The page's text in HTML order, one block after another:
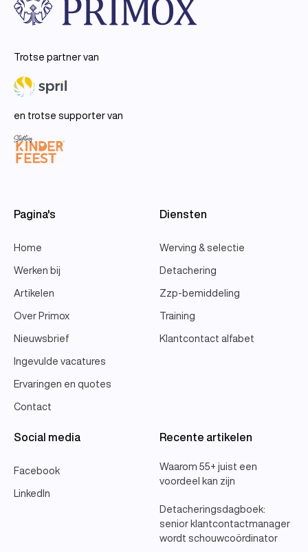
Trotse partner van
en trotse supporter van
Pagina's
Home
Werken bij
Artikelen
Over Primox
Nieuwsbrief
Ingevulde vacatures
Ervaringen en quotes
Contact
Diensten
Werving & selectie
Detachering
Zzp-bemiddeling
Training
Klantcontact alfabet
Social media
Facebook
LinkedIn
Recente artikelen
Waarom 55+ juist een
voordeel kan zijn
Detacheringsdagboek:
senior klantcontactmanager
wordt schouwcoördinator